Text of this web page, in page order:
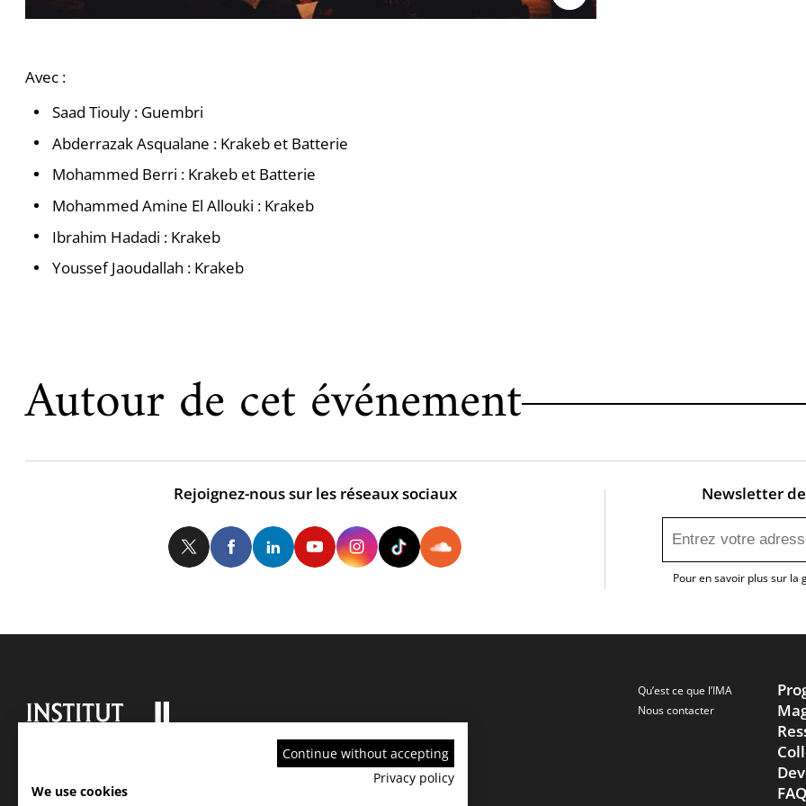
Avec :
Saad Tiouly : Guembri
Abderrazak Asqualane : Krakeb et Batterie
Mohammed Berri : Krakeb et Batterie
Mohammed Amine El Allouki : Krakeb
Ibrahim Hadadi : Krakeb
Youssef Jaoudallah : Krakeb
Autour de cet événement
Rejoignez-nous sur les réseaux sociaux
TwitterFacebookLinkedInYoutubeInstagram
Newsletter
Pour en savoir plus sur la
Qu’est ce que l’IMA
Nous contacter
FAQ
Continue without accepting
Privacy policy
We use cookies